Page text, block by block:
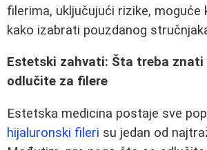
filerima, uključujući rizike, moguće
kako izabrati pouzdanog
Estetski zahvati: Šta treba znati
odlučite za filere
Estetska medicina postaje sve
hijaluronski fileri su jedan od